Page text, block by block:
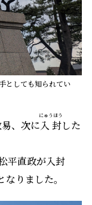
としても知られてい
、次に入封
にゅうほう
した
平直政が入封
りました。